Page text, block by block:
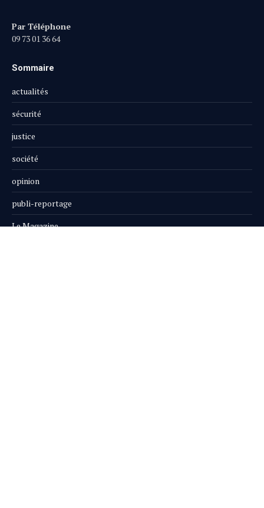
Par Téléphone
09 73 01 36 64
Sommaire
actualités
sécurité
justice
société
opinion
publi-reportage
Le Magazine